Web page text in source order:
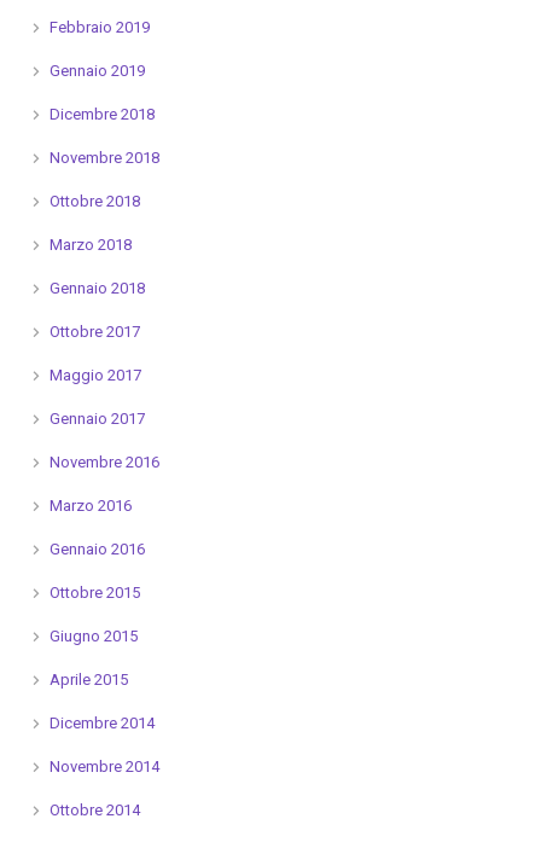
Febbraio 2019
Gennaio 2019
Dicembre 2018
Novembre 2018
Ottobre 2018
Marzo 2018
Gennaio 2018
Ottobre 2017
Maggio 2017
Gennaio 2017
Novembre 2016
Marzo 2016
Gennaio 2016
Ottobre 2015
Giugno 2015
Aprile 2015
Dicembre 2014
Novembre 2014
Ottobre 2014